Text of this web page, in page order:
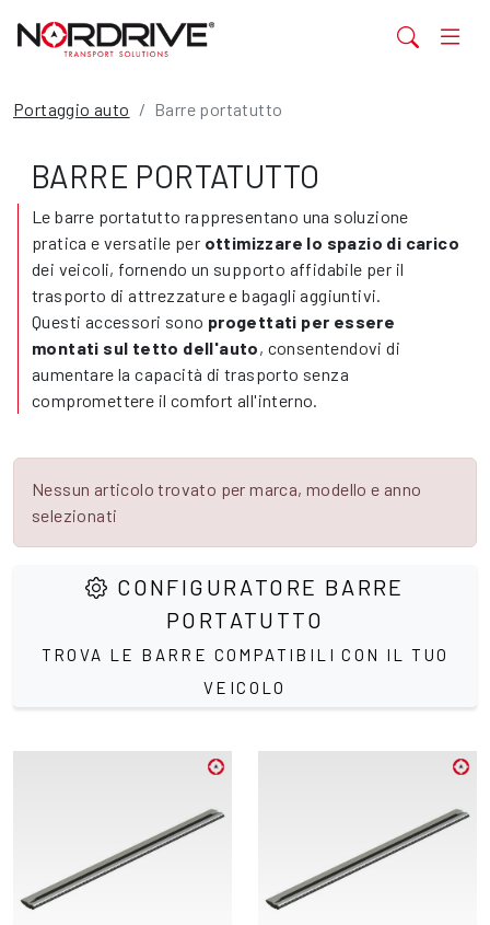
Portaggio auto Barre portatutto
BARRE PORTATUTTO
Le barre portatutto rappresentano una soluzione
pratica e versatile per ottimizzare lo spazio di carico
dei veicoli, fornendo un supporto affidabile per il
trasporto di attrezzature e bagagli aggiuntivi.
Questi accessori sono progettati per essere
montati sul tetto dell'auto, consentendovi di
aumentare la capacità di trasporto senza
compromettere il comfort all'interno.
Nessun articolo trovato per marca, modello e anno
selezionati
CONFIGURATORE BARRE
PORTATUTTO
TROVA LE BARRE COMPATIBILI CON IL TUO
VEICOLO